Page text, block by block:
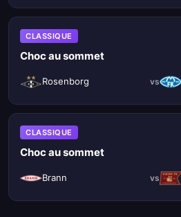
CLASSIQUE
Choc au sommet
Rosenborg vs
CLASSIQUE
Choc au sommet
Brann vs